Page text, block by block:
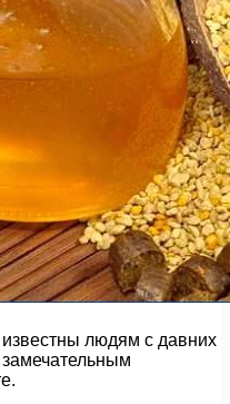
людям с давних